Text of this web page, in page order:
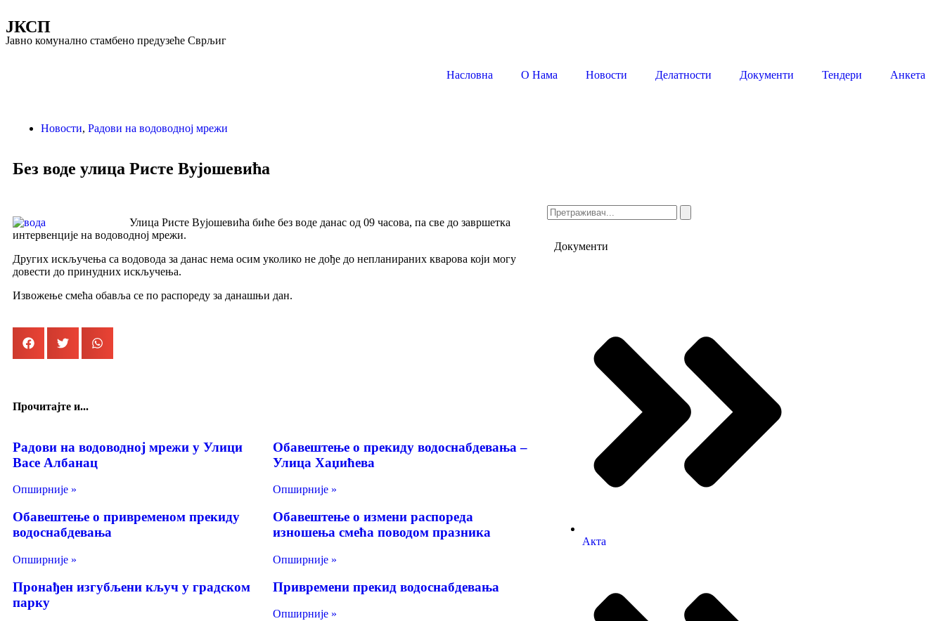
ЈКСП
Јавно комунално стамбено предузеће Сврљиг
Насловна О Нама Новости Делатности Документи Тендери Анкета
Новости, Радови на водоводној мрежи
Без воде улица Ристе Вујошевића
Улица Ристе Вујошевића биће без воде данас од 09 часова, па све до завршетка
интервенције на водоводној мрежи.
Других искључења са водовода за данас нема осим уколико не дође до непланираних кварова који могу
довести до принудних искључења.
Извожење смећа обавља се по распореду за данашњи дан.
Прочитајте и...
Радови на водоводној мрежи у Улици
Васе Албанац
Опширније »
Обавештење о прекиду водоснабдевања –
Улица Хаџићева
Опширније »
Обавештење о привременом прекиду
водоснабдевања
Опширније »
Обавештење о измени распореда
изношења смећа поводом празника
Опширније »
Пронађен изгубљени кључ у градском
парку
Привремени прекид водоснабдевања
Опширније »
Документи
Акта